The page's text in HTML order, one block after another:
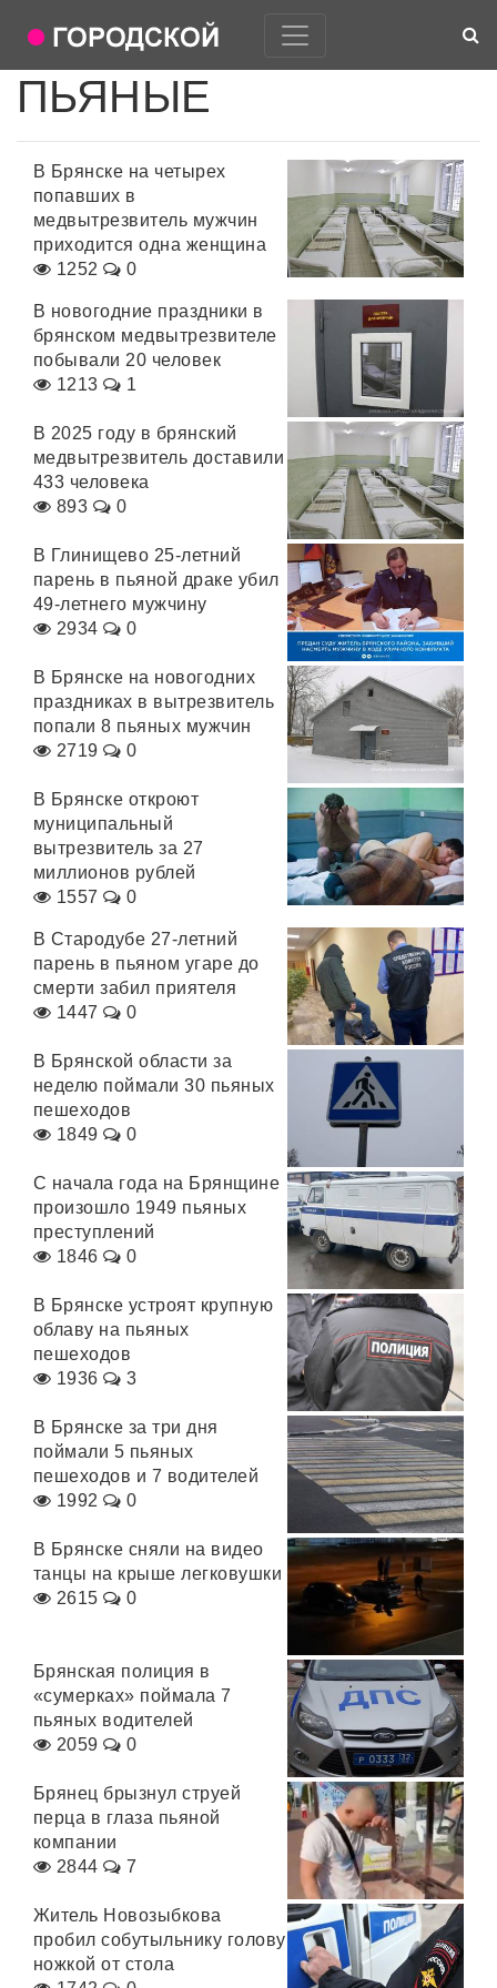
ПЬЯНЫЕ
В Брянске на четырех
попавших в
медвытрезвитель мужчин
приходится одна женщина
1252
0
В новогодние праздники в
брянском медвытрезвителе
побывали 20 человек
1213
1
В 2025 году в брянский
медвытрезвитель доставили
433 человека
893
0
В Глинищево 25-летний
парень в пьяной драке убил
49-летнего мужчину
2934
0
В Брянске на новогодних
праздниках в вытрезвитель
попали 8 пьяных мужчин
2719
0
В Брянске откроют
муниципальный
вытрезвитель за 27
миллионов рублей
1557
0
В Стародубе 27-летний
парень в пьяном угаре до
смерти забил приятеля
1447
0
В Брянской области за
неделю поймали 30 пьяных
пешеходов
1849
0
С начала года на Брянщине
произошло 1949 пьяных
преступлений
1846
0
В Брянске устроят крупную
облаву на пьяных
пешеходов
1936
3
В Брянске за три дня
поймали 5 пьяных
пешеходов и 7 водителей
1992
0
В Брянске сняли на видео
танцы на крыше легковушки
2615
0
Брянская полиция в
«сумерках» поймала 7
пьяных водителей
2059
0
Брянец брызнул струей
перца в глаза пьяной
компании
2844
7
Житель Новозыбкова
пробил собутыльнику голову
ножкой от стола